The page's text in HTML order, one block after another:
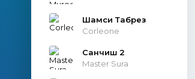
Шамси Табрез
Corleone
Санчиш 2
Master Sura